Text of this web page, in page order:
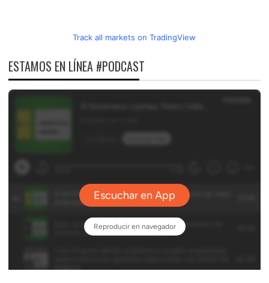
Track all markets on TradingView
ESTAMOS EN LÍNEA #PODCAST